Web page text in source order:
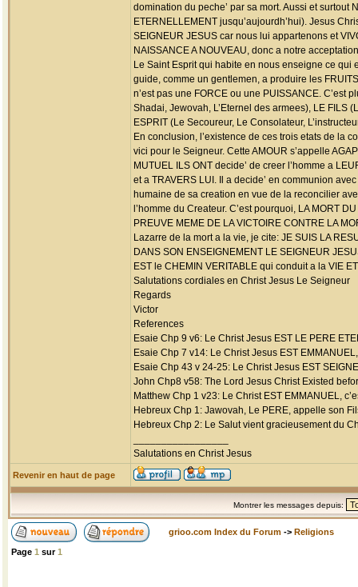
domination du peche’ par sa mort. Aussi et surtout
ETERNELLEMENT jusqu’aujourdh’hui). Jesus
SEIGNEUR JESUS car nous lui appartenons et
NAISSANCE A NOUVEAU, donc a notre
Le Saint Esprit qui habite en nous enseigne ce qui
guide, comme un gentlemen, a produire les
n’est pas une FORCE ou une PUISSANCE. C’est
Shadai, Jewovah, L’Eternel des armees), LE FILS
ESPRIT (Le Secoureur, Le Consolateur,
En conclusion, l’existence de ces trois etats de la
vici pour le Seigneur. Cette AMOUR s’appelle
MUTUEL ILS ONT decide’ de creer l’homme a
et a TRAVERS LUI. Il a decide’ en communion
humaine de sa creation en vue de la reconcilier
l’homme du Createur. C’est pourquoi, LA MORT
PREUVE MEME DE LA VICTOIRE CONTRE LA
Lazarre de la mort a la vie, je cite: JE SUIS LA
DANS SON ENSEIGNEMENT LE SEIGNEUR
EST le CHEMIN VERITABLE qui conduit a la VIE
Salutations cordiales en Christ Jesus Le Seigneur
Regards
Victor
References
Esaie Chp 9 v6: Le Christ Jesus EST LE PERE
Esaie Chp 7 v14: Le Christ Jesus EST
Esaie Chp 43 v 24-25: Le Christ Jesus EST
John Chp8 v58: The Lord Jesus Christ Existed
Matthew Chp 1 v23: Le Christ EST EMMANUEL,
Hebreux Chp 1: Jawovah, Le PERE, appelle son
Hebreux Chp 2: Le Salut vient gracieusement du
Salutations en Christ Jesus
Revenir en haut de page
Montrer les messages depuis:
grioo.com Index du Forum -> Religions
Page 1 sur1